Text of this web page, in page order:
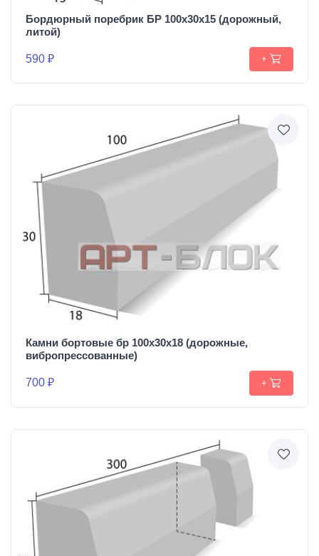
Бордюрный поребрик БР 100х30х15 (дорожный,
литой)
590 ₽ +
Камни бортовые бр 100х30х18 (дорожные,
вибропрессованные)
700 ₽ +